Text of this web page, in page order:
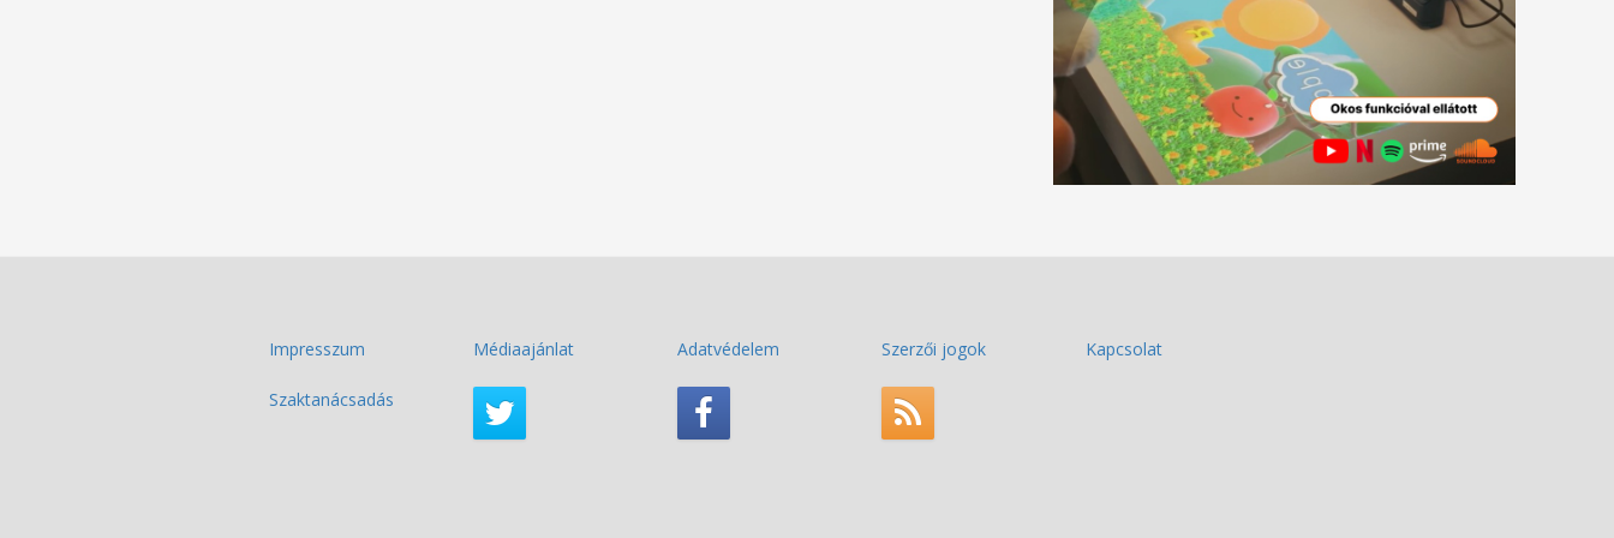
Impresszum Médiaajánlat Adatvédelem Szerzői jogok Kapcsolat
Szaktanácsadás